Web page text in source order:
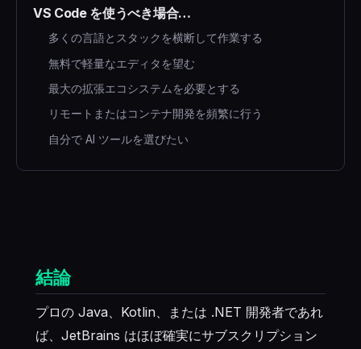
VS Code を使うべき場合…
多くの言語とスタックを横断して作業する
無料で軽量なエディタを望む
最大の拡張エコシステムを必要とする
リモートまたはコンテナ開発を頻繁に行う
自分で AI ツールを選びたい
結論
プロの Java、Kotlin、または .NET 開発者であれ
ば、JetBrains はほぼ確実にサブスクリプション